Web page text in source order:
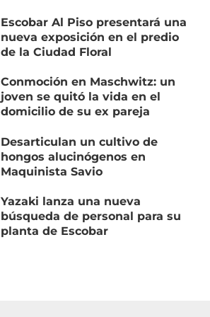
Escobar Al Piso presentará una
nueva exposición en el predio
de la Ciudad Floral
Conmoción en Maschwitz: un
joven se quitó la vida en el
domicilio de su ex pareja
Desarticulan un cultivo de
hongos alucinógenos en
Maquinista Savio
Yazaki lanza una nueva
búsqueda de personal para su
planta de Escobar